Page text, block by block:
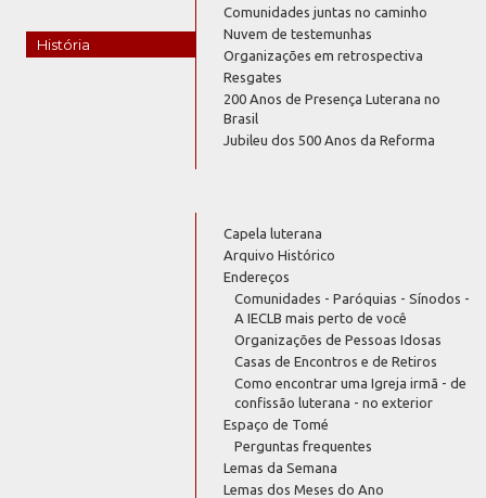
História
Comunidades juntas no caminho
Nuvem de testemunhas
Organizações em retrospectiva
Resgates
200 Anos de Presença Luterana no
Brasil
Jubileu dos 500 Anos da Reforma
Capela luterana
Arquivo Histórico
Endereços
Comunidades - Paróquias - Sínodos -
A IECLB mais perto de você
Organizações de Pessoas Idosas
Casas de Encontros e de Retiros
Como encontrar uma Igreja irmã - de
confissão luterana - no exterior
Espaço de Tomé
Perguntas frequentes
Lemas da Semana
Lemas dos Meses do Ano